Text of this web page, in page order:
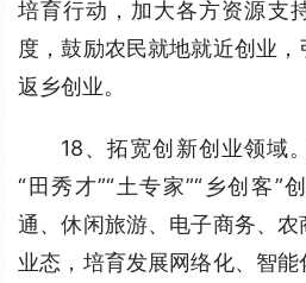
培育行动，加大各方资源支
度，鼓励农民就地就近创业
返乡创业。
18、拓宽创新创业领域
“田秀才”“土专家”“乡创客”
通、休闲旅游、电子商务、
业态，培育发展网络化、智